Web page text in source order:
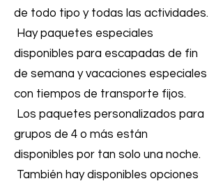
de todo tipo y todas las actividades.
Hay paquetes especiales
disponibles para escapadas de fin
de semana y vacaciones especiales
con tiempos de transporte fijos.
Los paquetes personalizados para
grupos de 4 o más están
disponibles por tan solo una noche.
También hay disponibles opciones